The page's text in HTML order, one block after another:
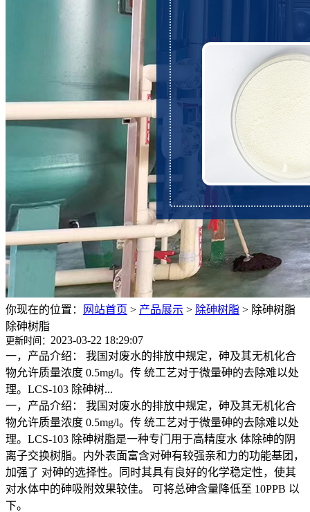
你现在的位置： 网站首页 > 产品展示 > 除砷树脂 > 除砷树脂
除砷树脂
更新时间： 2023-03-22 18:29:07
一，产品介绍： 我国对废水的排放中规定，砷及其无机化合
物允许质量浓度 0.5mg/l。传 统工艺对于微量砷的去除难以处
理。LCS-103 除砷树...
一，产品介绍： 我国对废水的排放中规定，砷及其无机化合
物允许质量浓度 0.5mg/l。传 统工艺对于微量砷的去除难以处
理。LCS-103 除砷树脂是一种专门用于高精度水 体除砷的阴
离子交换树脂。内外表面富含对砷有较强亲和力的功能基团，
加强了 对砷的选择性。同时其具有良好的化学稳定性，使其
对水体中的砷吸附效果较佳。 可将总砷含量降低至 10PPB 以
下。